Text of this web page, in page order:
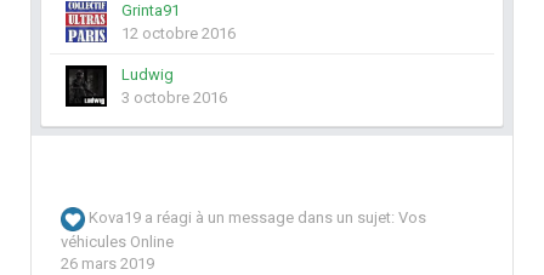
Grinta91
12 octobre 2016
Ludwig
3 octobre 2016
Kova19 a réagi à un message dans un sujet: Vos
véhicules Online
26 mars 2019